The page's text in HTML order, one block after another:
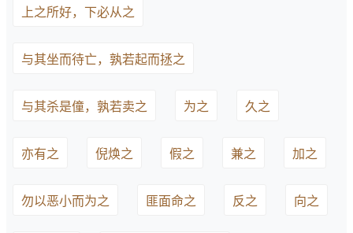
上之所好，下必从之
与其坐而待亡，孰若起而拯之
与其杀是僮，孰若卖之 为之 久之
亦有之 倪焕之 假之 兼之 加之
勿以恶小而为之 匪面命之 反之 向之